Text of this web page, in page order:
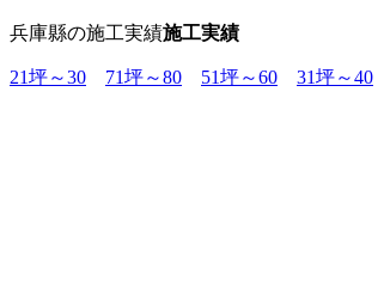
兵庫縣の施工実績施工実績
21坪～30 71坪～80 51坪～60 31坪～40